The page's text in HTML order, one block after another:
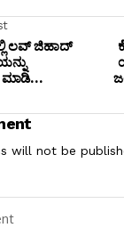
ಲವ್ ಜಿಹಾದ್
ಮಾಡಿ
will not be